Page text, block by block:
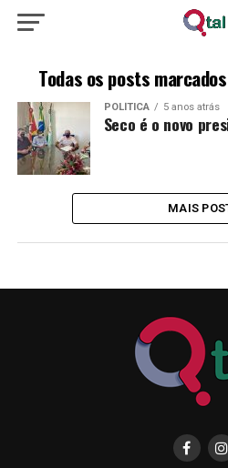
Todas os posts
POLÍTICA 5 anos atrás
Seco é o novo
MAIS